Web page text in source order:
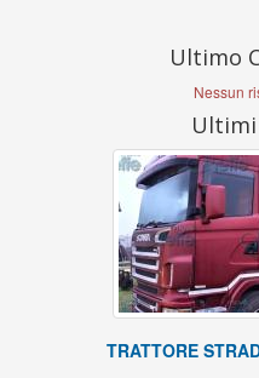
Ultimo
Nessun
TRATTORE